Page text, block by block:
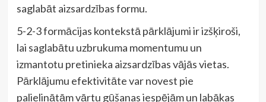
saglabāt aizsardzības formu.
5-2-3 formācijas kontekstā pārklājumi ir izšķiroši,
lai saglabātu uzbrukuma momentumu un
izmantotu pretinieka aizsardzības vājās vietas.
Pārklājumu efektivitāte var novest pie
palielinātām vārtu gūšanas iespējām un labākas